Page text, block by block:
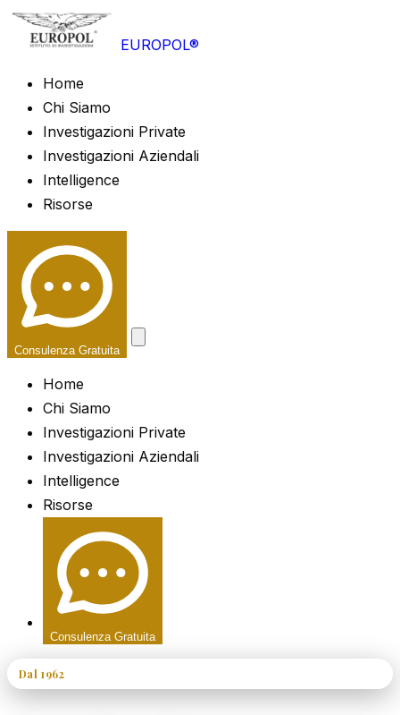
EUROPOL®
Home
Chi Siamo
Investigazioni Private
Investigazioni Aziendali
Intelligence
Risorse
Consulenza Gratuita
Home
Chi Siamo
Investigazioni Private
Investigazioni Aziendali
Intelligence
Risorse
Consulenza Gratuita
Dal 1962